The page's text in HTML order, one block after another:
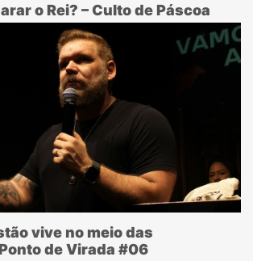
o Rei? – Culto de Páscoa
vive no meio das
de Virada #06